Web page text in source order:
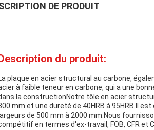
DE PRODUIT
du produit:
plaque en acier structural au carbone,
à faible teneur en carbone, qui a une
la constructionNotre tôle en acier
mm et une dureté de 40HRB à 95HRB.Il
de 500 mm à 2000 mm.Nous
en termes d'ex-travail, FOB, CFR et